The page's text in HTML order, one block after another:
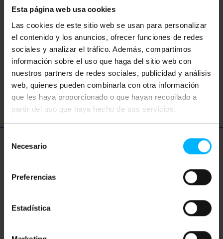
Esta página web usa cookies
Las cookies de este sitio web se usan para personalizar
el contenido y los anuncios, ofrecer funciones de redes
sociales y analizar el tráfico. Además, compartimos
información sobre el uso que haga del sitio web con
nuestros partners de redes sociales, publicidad y análisis
web, quienes pueden combinarla con otra información
que les haya proporcionado o que hayan recopilado a
partir del uso que haya hecho de sus servicios.
Necesario
Preferencias
Estadística
hast? Diese Themen könnten Ihnen helfen
LWL Glasfaser Netzwerkkabel
Patchkabel
Optik Gigabit
Mehr Info
Multimode-Duplex-Glasfaserkabel (MM). Es hat zwei
verifiziert 100%, von erster Qualität und LSZH (Low